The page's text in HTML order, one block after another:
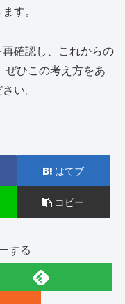
す。
確認し、これからの
ぜひこの考え方をあ
い。
はてブ
コピー
する